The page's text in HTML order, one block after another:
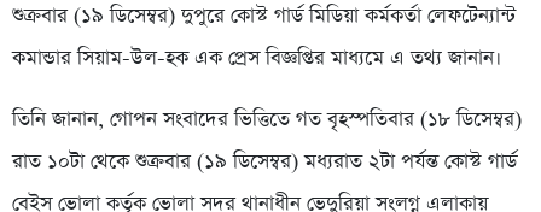
শুক্রবার (১৯ ডিসেম্বর) দুপুরে কোস্ট গার্ড মিডিয়া কর্মকর্তা লেফটেন্যান্ট
কমান্ডার সিয়াম-উল-হক এক প্রেস বিজ্ঞপ্তির মাধ্যমে এ তথ্য জানান।
তিনি জানান, গোপন সংবাদের ভিত্তিতে গত বৃহস্পতিবার (১৮ ডিসেম্বর)
রাত ১০টা থেকে শুক্রবার (১৯ ডিসেম্বর) মধ্যরাত ২টা পর্যন্ত কোস্ট গার্ড
বেইস ভোলা কর্তৃক ভোলা সদর থানাধীন ভেদুরিয়া সংলগ্ন এলাকায়